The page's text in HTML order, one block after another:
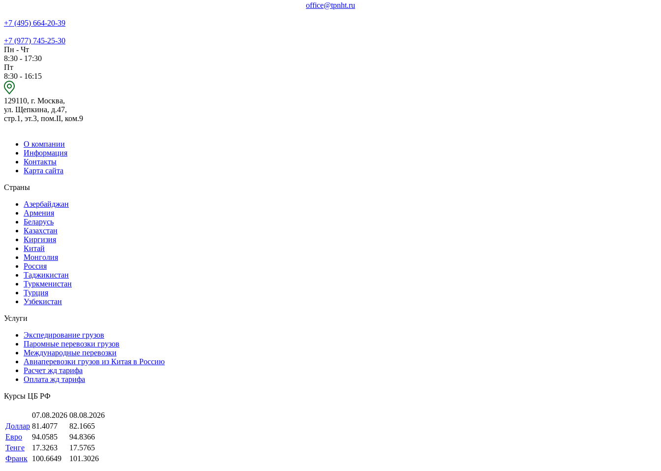
office@tpnht.ru
+7 (495) 664-20-39
+7 (977) 745-25-30
Пн - Чт
8:30 - 17:30
Пт
8:30 - 16:15
129110, г. Москва,
ул. Щепкина, д.47,
стр.1, эт.3, пом.II, ком.9
О компании
Информация
Контакты
Карта сайта
Страны
Азербайджан
Армения
Беларусь
Казахстан
Киргизия
Китай
Монголия
Россия
Таджикистан
Туркменистан
Турция
Узбекистан
Услуги
Экспедирование грузов
Паромные перевозки грузов
Международные перевозки
Авиаперевозки грузов из Китая в Россию
Расчет жд тарифа
Оплата жд тарифа
Курсы ЦБ РФ
07.08.2026 08.08.2026
Доллар 81.4077
82.1665
Евро
94.0585
94.8366
Тенге
17.3263
17.5765
Франк 100.6649 101.3026